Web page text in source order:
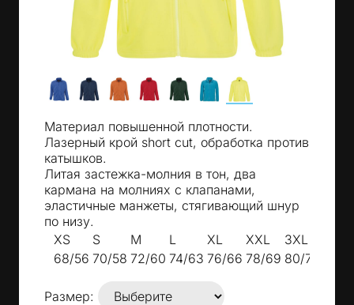
Материал повышенной плотности.
Лазерный крой short cut, обработка против
катышков.
Литая застежка-молния в тон, два
кармана на молниях с клапанами,
эластичные манжеты, стягивающий шнур
по низу.
XS
S M L XL XXL
3XL
68/56 70/58 72/60 74/63 76/66 78/69 80/72
Размер: